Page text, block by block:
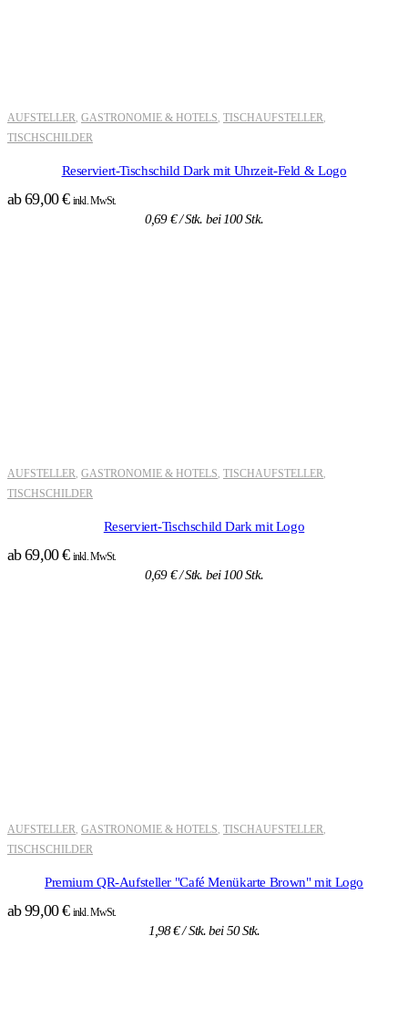
AUFSTELLER GASTRONOMIE & HOTELS TISCHAUFSTELLER
TISCHSCHILDER
Reserviert-Tischschild Dark mit Uhrzeit-Feld & Logo
ab69,00€ inkl. MwSt.
0,69€/ Stk. bei 100 Stk.
AUFSTELLER GASTRONOMIE & HOTELS TISCHAUFSTELLER
TISCHSCHILDER
Reserviert-Tischschild Dark mit Logo
ab69,00€ inkl. MwSt.
0,69€/ Stk. bei 100 Stk.
AUFSTELLER GASTRONOMIE & HOTELS TISCHAUFSTELLER
TISCHSCHILDER
Premium QR-Aufsteller "Café Menükarte Brown" mit Logo
ab99,00€ inkl. MwSt.
1,98€/ Stk. bei 50 Stk.